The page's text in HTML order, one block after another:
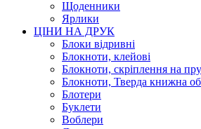
Щоденники
Ярлики
ЦІНИ НА ДРУК
Блоки відривні
Блокноти, клейові
Блокноти, скріплення на
Блокноти, Тверда книжна
Блотери
Буклети
Воблери